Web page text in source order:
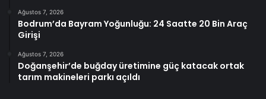
Ağustos 7, 2026
Bodrum’da Bayram Yoğunluğu: 24 Saatte 20 Bin Araç
Girişi
Ağustos 7, 2026
Doğanşehir’de buğday üretimine güç katacak ortak
tarım makineleri parkı açıldı